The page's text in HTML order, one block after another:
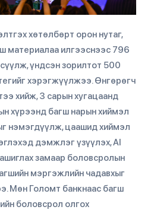
хөтөлбөрт орон нутаг,
материалаа илгээснээс 796
үндсэн зорилтот 500
хэрэгжүүлжээ. Өнгөрөгч
хийж, 3 сарын хугацаанд
хүрээнд багш нарын хиймэл
нэмэгдүүлж, цаашид хиймэл
дэмжлэг үзүүлэх, AI
замаар боловсролын
мэргэжлийн чадавхыг
Мөн Голомт банкнаас багш
боловсрол олгох